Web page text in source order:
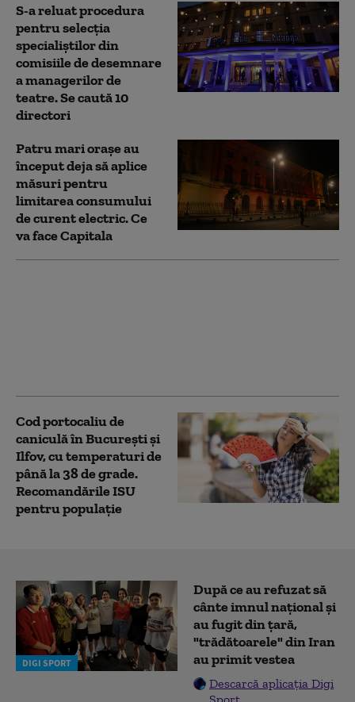
S-a reluat procedura
pentru selecţia
specialiştilor din
comisiile de desemnare
a managerilor de
teatre. Se caută 10
directori
Patru mari orașe au
început deja să aplice
măsuri pentru
limitarea consumului
de curent electric. Ce
va face Capitala
Cod portocaliu de
caniculă în București și
Ilfov, cu temperaturi de
până la 38 de grade.
Recomandările ISU
pentru populație
DIGI SPORT
După ce au refuzat să
cânte imnul naţional şi
au fugit din ţară,
"trădătoarele" din Iran
au primit vestea
Descarcă aplicația Digi
Sport